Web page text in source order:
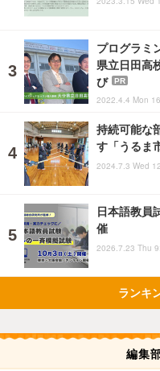
プログラミ
県立日田高
び
PR
2022.4.4 Mon
持続可能な
す「うるま
2024.7.3 Wed
日本語教員
催
2026.7.23 Thu
ランキ
編集